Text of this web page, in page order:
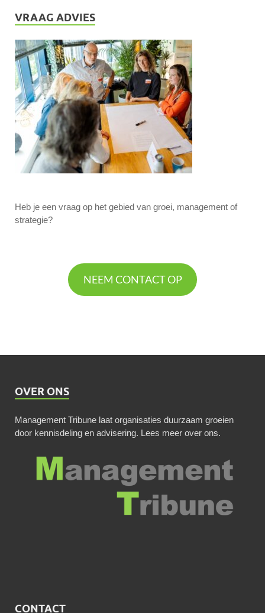
VRAAG ADVIES
Heb je een vraag op het gebied van groei, management of
strategie?
NEEM CONTACT OP
OVER ONS
Management Tribune laat organisaties duurzaam groeien
door kennisdeling en advisering. Lees meer over ons.
CONTACT